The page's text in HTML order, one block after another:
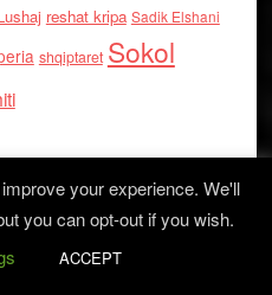
reshat kripa Sadik Elshani
shqiptaret Sokol
in
your experience. We'll
you can opt-out if you wish.
ACCEPT